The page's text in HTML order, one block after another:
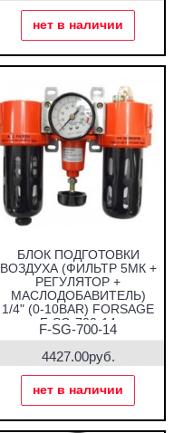
нет в наличии
БЛОК ПОДГОТОВКИ
ВОЗДУХА (ФИЛЬТР 5МК +
РЕГУЛЯТОР +
МАСЛОДОБАВИТЕЛЬ)
1/4" (0-10BAR) FORSAGE
F-SG-700-14
F-SG-700-14
4427.00руб.
нет в наличии